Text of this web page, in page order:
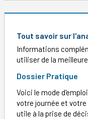
Tout savoir sur
Informations
utiliser de la
Dossier Pratique
Voici le mode
votre journée et
utile à la prise de